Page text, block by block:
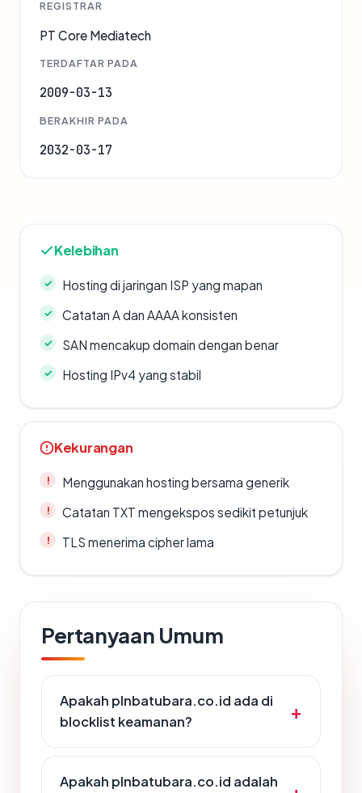
REGISTRAR
PT Core Mediatech
TERDAFTAR PADA
2009-03-13
BERAKHIR PADA
2032-03-17
Kelebihan
Hosting di jaringan ISP yang mapan
Catatan A dan AAAA konsisten
SAN mencakup domain dengan benar
Hosting IPv4 yang stabil
Kekurangan
Menggunakan hosting bersama generik
Catatan TXT mengekspos sedikit petunjuk
TLS menerima cipher lama
Pertanyaan Umum
Apakah plnbatubara.co.id ada di
blocklist keamanan?
Apakah plnbatubara.co.id adalah